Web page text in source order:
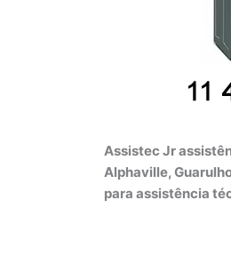
Assistec Jr
Alphaville,
para assistência